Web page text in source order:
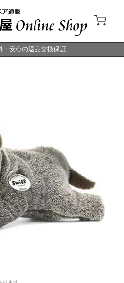
・安心の返品交換保証